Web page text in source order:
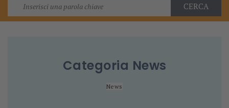
CERCA
Categoria News
News